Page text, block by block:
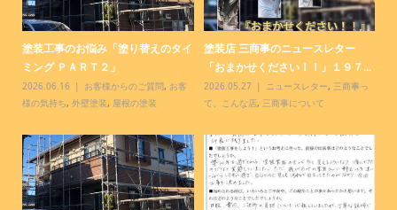
塗装工事のお悩み「塗り替えのタイ
ミング ＰＡＲＴ２」
2026.06.16 お客様からのご質問, お客
様の気持ち, 外壁塗装, 屋根の塗装
塗装店 三商事のニュースレター
「おまかせください！！」１９７...
2026.05.27 ニュースレター, 三商事っ
て、こんな店, 三商事について